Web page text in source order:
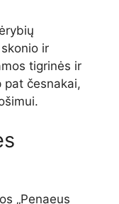
ir
tigrinės ir
pat česnakai,
„Penaeus